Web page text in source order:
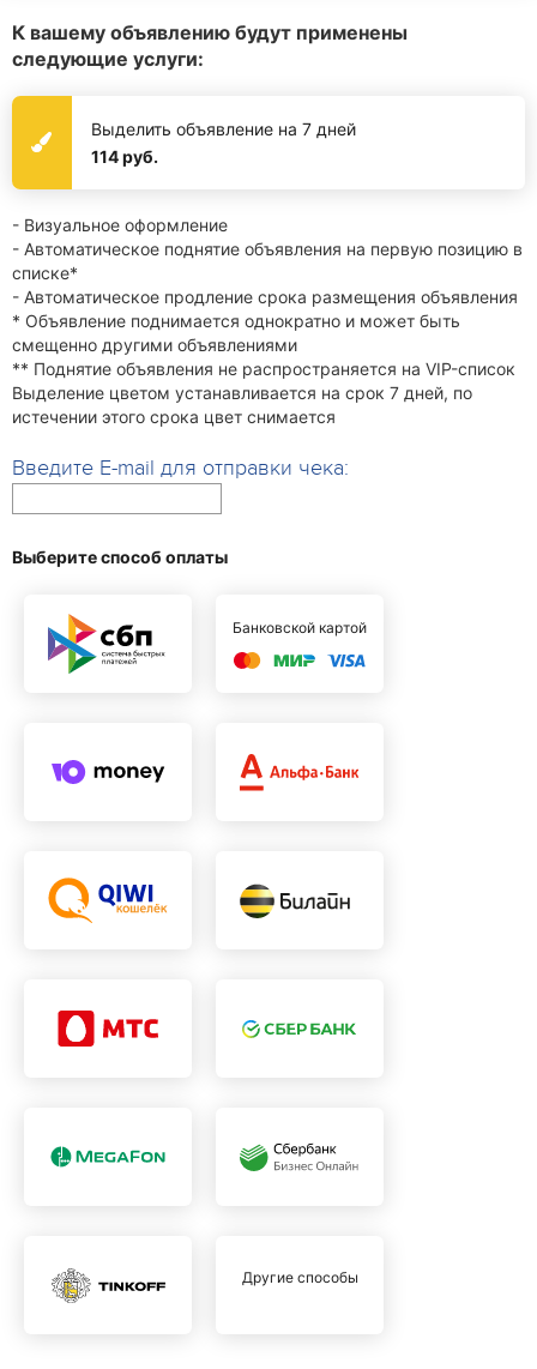
К вашему объявлению будут применены
следующие услуги:
Выделить объявление на 7 дней
114 руб.
- Визуальное оформление
- Автоматическое поднятие объявления на первую позицию в
списке*
- Автоматическое продление срока размещения объявления
* Объявление поднимается однократно и может быть
смещенно другими объявлениями
** Поднятие объявления не распространяется на VIP-список
Выделение цветом устанавливается на срок 7 дней, по
истечении этого срока цвет снимается
Введите E-mail для отправки чека:
Выберите способ оплаты
Банковской картой
Другие способы